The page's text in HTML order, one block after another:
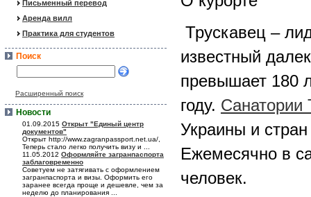
Письменный перевод
Аренда вилл
Практика для студентов
Поиск
Расширенный поиск
Новости
01.09.2015 Открыт "Единый центр
документов"
Открыт http://www.zagranpassport.net.ua/,
Теперь стало легко получить визу и ...
11.05.2012 Оформляйте загранпаспорта
заблаговременно
Советуем не затягивать с оформлением
загранпаспорта и визы. Оформить его
заранее всегда проще и дешевле, чем за
неделю до планирования ...
Трускавец –
известный
превышает 180
году. Санатории
Украины и
Ежемесячно в
человек.